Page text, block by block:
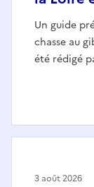
Un guide
chasse au
été rédigé
3 août 2026